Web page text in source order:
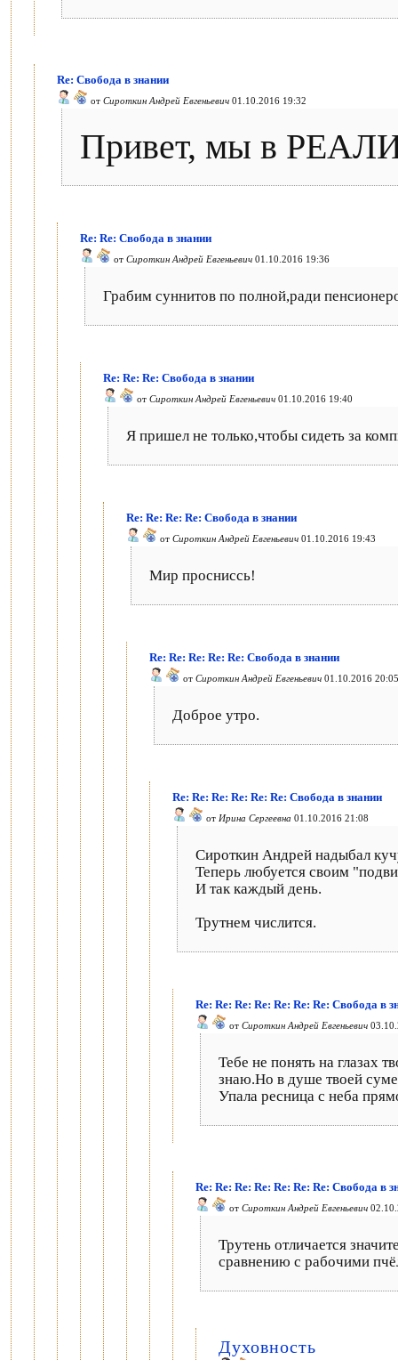
Re: Свобода в знании
от Сироткин Андрей Евгеньевич 01.10.2016 19:32
Привет, мы в
Re: Re: Свобода в знании
от Сироткин Андрей Евгеньевич 01.10.2016 19:36
Грабим суннитов по полной,ради
Re: Re: Re: Свобода в знании
от Сироткин Андрей Евгеньевич 01.10.2016 19:40
Я пришел не только,чтобы сидеть за
Re: Re: Re: Re: Свобода в знании
от Сироткин Андрей Евгеньевич 01.10.2016 19:43
Мир просниссь!
Re: Re: Re: Re: Re: Свобода в знании
от Сироткин Андрей Евгеньевич 01.10.2016 20:05
Доброе утро.
Re: Re: Re: Re: Re: Re: Свобода в знании
от Ирина Сергеевна 01.10.2016 21:08
Сироткин Андрей надыбал
Теперь любуется своим
И так каждый день.
Трутнем числится.
Re: Re: Re: Re: Re: Re: Re: Свобода в
от Сироткин Андрей Евгеньевич
Тебе не понять на глазах
знаю.Но в душе твоей
Упала ресница с неба
Re: Re: Re: Re: Re: Re: Re: Свобода в
от Сироткин Андрей Евгеньевич
Трутень отличается
сравнению с рабочими
Духовность